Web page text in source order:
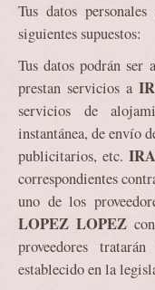
Tus datos
siguientes supuestos:
Tus datos podrán ser
prestan servicios a
servicios de
instantánea, de envío
publicitarios, etc.
correspondientes
uno de los
LOPEZ LOPEZcon
proveedores
establecido en la